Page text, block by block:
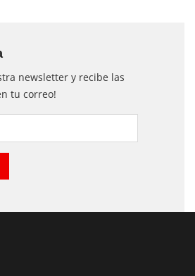
newsletter y recibe las
tu correo!